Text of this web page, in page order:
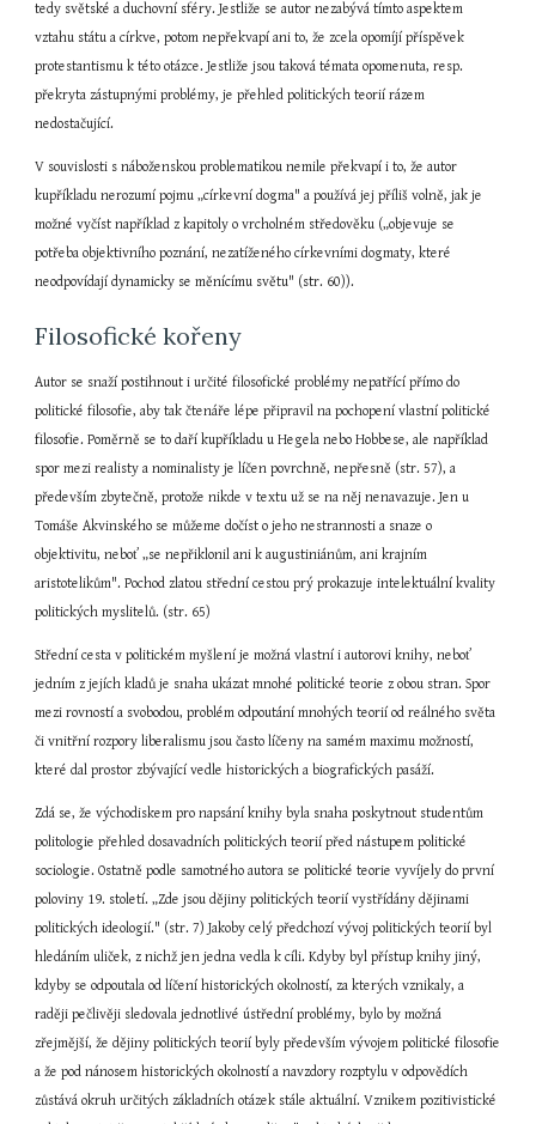
tedy světské a duchovní sféry. Jestliže se autor nezabývá tímto aspektem
vztahu státu a církve, potom nepřekvapí ani to, že zcela opomíjí příspěvek
protestantismu k této otázce. Jestliže jsou taková témata opomenuta, resp.
překryta zástupnými problémy, je přehled politických teorií rázem
nedostačující.
V souvislosti s náboženskou problematikou nemile překvapí i to, že autor
kupříkladu nerozumí pojmu „církevní dogma" a používá jej příliš volně, jak je
možné vyčíst například z kapitoly o vrcholném středověku („objevuje se
potřeba objektivního poznání, nezatíženého církevními dogmaty, které
neodpovídají dynamicky se měnícímu světu" (str. 60)).
Filosofické kořeny
Autor se snaží postihnout i určité filosofické problémy nepatřící přímo do
politické filosofie, aby tak čtenáře lépe připravil na pochopení vlastní politické
filosofie. Poměrně se to daří kupříkladu u Hegela nebo Hobbese, ale například
spor mezi realisty a nominalisty je líčen povrchně, nepřesně (str. 57), a
především zbytečně, protože nikde v textu už se na něj nenavazuje. Jen u
Tomáše Akvinského se můžeme dočíst o jeho nestrannosti a snaze o
objektivitu, neboť „se nepřiklonil ani k augustiniánům, ani krajním
aristotelikům". Pochod zlatou střední cestou prý prokazuje intelektuální kvality
politických myslitelů. (str. 65)
Střední cesta v politickém myšlení je možná vlastní i autorovi knihy, neboť
jedním z jejích kladů je snaha ukázat mnohé politické teorie z obou stran. Spor
mezi rovností a svobodou, problém odpoutání mnohých teorií od reálného světa
či vnitřní rozpory liberalismu jsou často líčeny na samém maximu možností,
které dal prostor zbývající vedle historických a biografických pasáží.
Zdá se, že východiskem pro napsání knihy byla snaha poskytnout studentům
politologie přehled dosavadních politických teorií před nástupem politické
sociologie. Ostatně podle samotného autora se politické teorie vyvíjely do první
poloviny 19. století. „Zde jsou dějiny politických teorií vystřídány dějinami
politických ideologií." (str. 7) Jakoby celý předchozí vývoj politických teorií byl
hledáním uliček, z nichž jen jedna vedla k cíli. Kdyby byl přístup knihy jiný,
kdyby se odpoutala od líčení historických okolností, za kterých vznikaly, a
raději pečlivěji sledovala jednotlivé ústřední problémy, bylo by možná
zřejmější, že dějiny politických teorií byly především vývojem politické filosofie
a že pod nánosem historických okolností a navzdory rozptylu v odpovědích
zůstává okruh určitých základních otázek stále aktuální. Vznikem pozitivistické